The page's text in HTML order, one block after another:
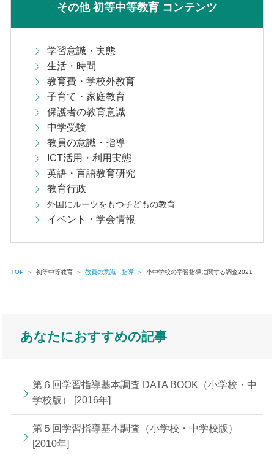
その他 初等中等教育 コンテンツ
学習意識・実態
生活・時間
教育費・学校外教育
子育て・家庭教育
保護者の教育意識
中学受験
教員の意識・指導
ICT活用・利用実態
英語・言語教育研究
教育行政
外国にルーツをもつ子どもの教育
イベント・学会情報
TOP ＞ 初等中等教育 ＞ 教員の意識・指導 ＞ 小中学校の学習指導に関する調査2021
あなたにおすすめの記事
第６回学習指導基本調査 DATA BOOK（小学校・中
学校版） [2016年]
第５回学習指導基本調査（小学校・中学校版）
[2010年]